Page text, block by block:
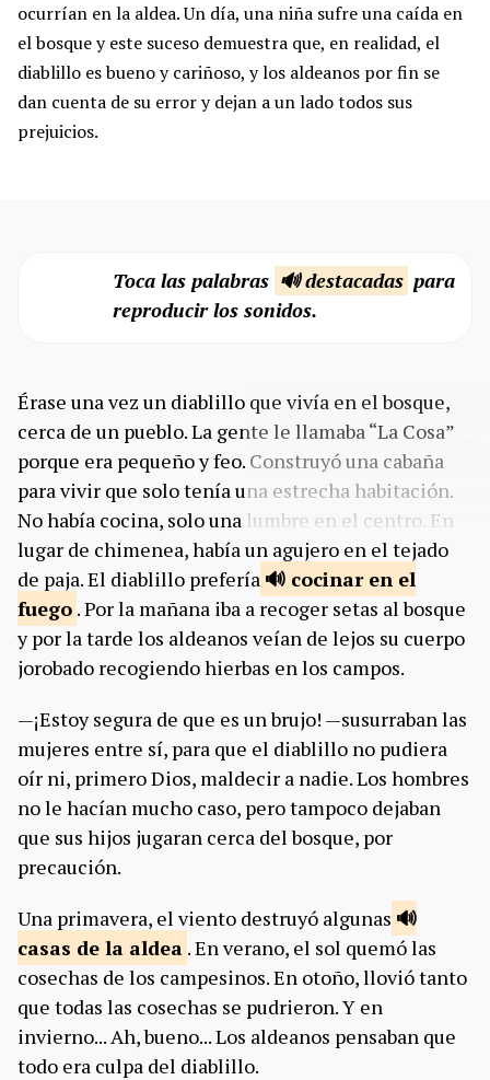
ocurrían en la aldea. Un día, una niña sufre una caída en
el bosque y este suceso demuestra que, en realidad, el
diablillo es bueno y cariñoso, y los aldeanos por fin se
dan cuenta de su error y dejan a un lado todos sus
prejuicios.
Toca las palabras 🔊 destacadas para
reproducir los sonidos.
Érase una vez un diablillo que vivía en el bosque,
cerca de un pueblo. La gente le llamaba “La Cosa”
porque era pequeño y feo. Construyó una cabaña
para vivir que solo tenía una estrecha habitación.
No había cocina, solo una lumbre en el centro. En
lugar de chimenea, había un agujero en el tejado
de paja. El diablillo prefería
cocinar en el
fuego . Por la mañana iba a recoger setas al bosque
y por la tarde los aldeanos veían de lejos su cuerpo
jorobado recogiendo hierbas en los campos.
—¡Estoy segura de que es un brujo! —susurraban las
mujeres entre sí, para que el diablillo no pudiera
oír ni, primero Dios, maldecir a nadie. Los hombres
no le hacían mucho caso, pero tampoco dejaban
que sus hijos jugaran cerca del bosque, por
precaución.
Una primavera, el viento destruyó algunas
casas de la aldea . En verano, el sol quemó las
cosechas de los campesinos. En otoño, llovió tanto
que todas las cosechas se pudrieron. Y en
invierno... Ah, bueno... Los aldeanos pensaban que
todo era culpa del diablillo.